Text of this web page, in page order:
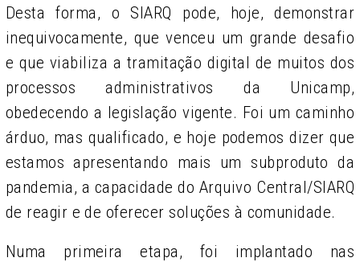
Desta forma, o SIARQ pode, hoje, demonstrar
inequivocamente, que venceu um grande desafio
e que viabiliza a tramitação digital de muitos dos
processos administrativos da Unicamp,
obedecendo a legislação vigente. Foi um caminho
árduo, mas qualificado, e hoje podemos dizer que
estamos apresentando mais um subproduto da
pandemia, a capacidade do Arquivo Central/SIARQ
de reagir e de oferecer soluções à comunidade.
Numa primeira etapa, foi implantado nas